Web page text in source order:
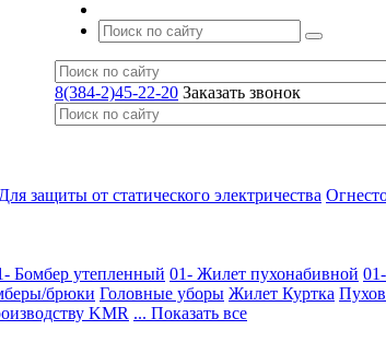
8(384-2)45-22-20 Заказать звонок
Для защиты от статического электричества
Бомбер утепленный 01- Жилет пухонабивной
брюки Головные уборы Жилет Куртка
KMR ... Показать все